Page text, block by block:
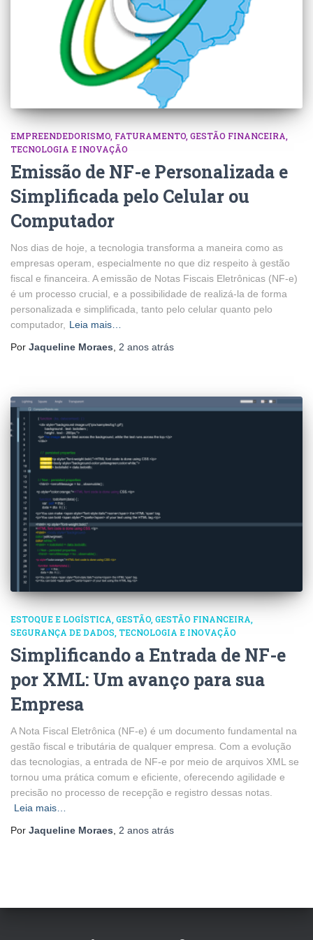
EMPREENDEDORISMO FATURAMENTO GESTÃO FINANCEIRA
TECNOLOGIA E INOVAÇÃO
Emissão de NF-e Personalizada e
Simplificada pelo Celular ou
Computador
Nos dias de hoje, a tecnologia transforma a maneira como as
empresas operam, especialmente no que diz respeito à gestão
fiscal e financeira. A emissão de Notas Fiscais Eletrônicas (NF-e)
é um processo crucial, e a possibilidade de realizá-la de forma
personalizada e simplificada, tanto pelo celular quanto pelo
computador, Leia mais…
Por Jaqueline Moraes 2 anos atrás
ESTOQUE E LOGÍSTICA GESTÃO GESTÃO FINANCEIRA
SEGURANÇA DE DADOS TECNOLOGIA E INOVAÇÃO
Simplificando a Entrada de NF-e
por XML: Um avanço para sua
Empresa
A Nota Fiscal Eletrônica (NF-e) é um documento fundamental na
gestão fiscal e tributária de qualquer empresa. Com a evolução
das tecnologias, a entrada de NF-e por meio de arquivos XML se
tornou uma prática comum e eficiente, oferecendo agilidade e
precisão no processo de recepção e registro dessas notas.
Leia mais…
Por Jaqueline Moraes 2 anos atrás